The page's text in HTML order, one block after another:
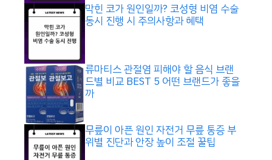
막힌 코가 원인일까? 코성형 비염 수술
동시 진행 시 주의사항과 혜택
류마티스 관절염 피해야 할 음식 브랜
드별 비교 BEST 5 어떤 브랜드가 좋을
까
무릎이 아픈 원인 자전거 무릎 통증 부
위별 진단과 안장 높이 조절 꿀팁